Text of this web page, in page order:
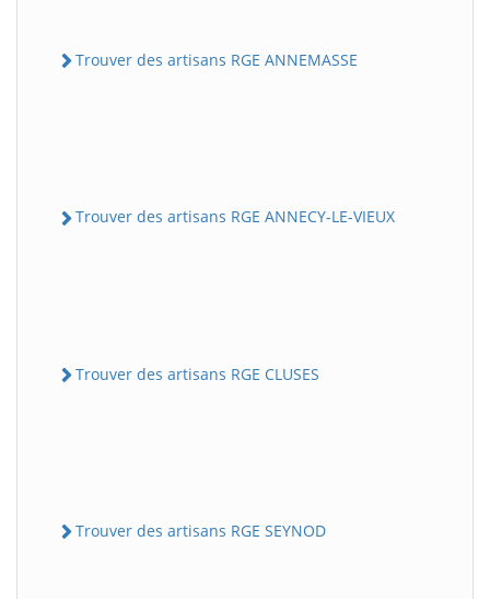
Trouver des artisans RGE ANNEMASSE
Trouver des artisans RGE ANNECY-LE-VIEUX
Trouver des artisans RGE CLUSES
Trouver des artisans RGE SEYNOD